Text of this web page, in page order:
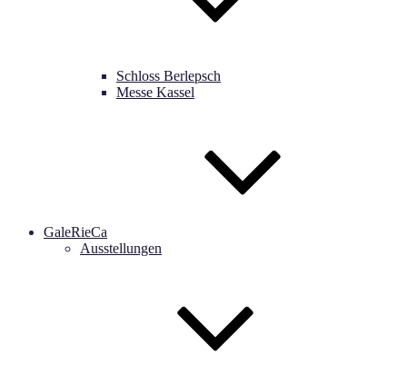
Schloss Berlepsch
Messe Kassel
GaleRieCa
Ausstellungen